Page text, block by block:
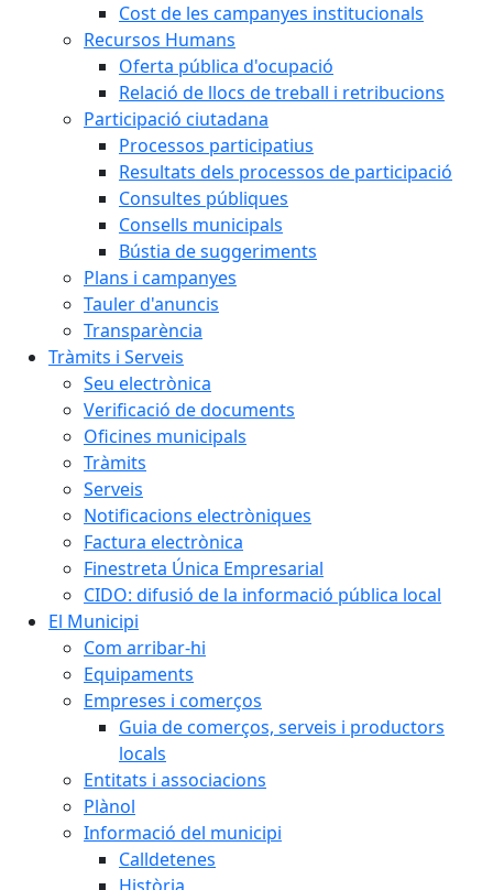
Cost de les campanyes institucionals
Recursos Humans
Oferta pública d'ocupació
Relació de llocs de treball i retribucions
Participació ciutadana
Processos participatius
Resultats dels processos de participació
Consultes públiques
Consells municipals
Bústia de suggeriments
Plans i campanyes
Tauler d'anuncis
Transparència
Tràmits i Serveis
Seu electrònica
Verificació de documents
Oficines municipals
Tràmits
Serveis
Notificacions electròniques
Factura electrònica
Finestreta Única Empresarial
CIDO: difusió de la informació pública local
El Municipi
Com arribar-hi
Equipaments
Empreses i comerços
Guia de comerços, serveis i productors
locals
Entitats i associacions
Plànol
Informació del municipi
Calldetenes